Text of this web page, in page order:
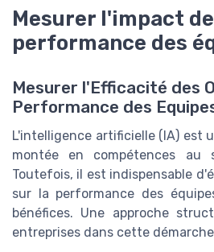
Mesurer l'impact
performance des
Mesurer l'Efficacité des
Performance des
L'intelligence artificielle (IA) est
montée en compétences au
Toutefois, il est indispensable
sur la performance des
bénéfices. Une approche
entreprises dans cette